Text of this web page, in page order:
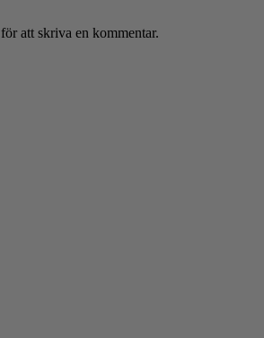
för att skriva en kommentar.